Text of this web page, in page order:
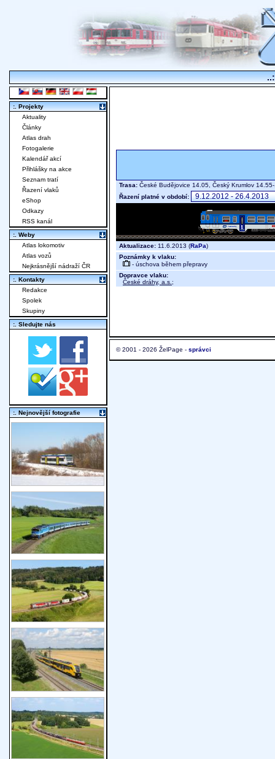
Trasa: České Budějovice 14.05, Český Krumlov
Řazení platné v období:
Aktualizace: 11.6.2013 (RaPa)
Poznámky k vlaku:
- úschova během přepravy
Dopravce vlaku:
České dráhy, a.s. ;
© 2001 - 2026 ŽelPage - správci
:. Projekty
Aktuality
Články
Atlas drah
Fotogalerie
Kalendář akcí
Přihlášky na akce
Seznam tratí
Řazení vlaků
eShop
Odkazy
RSS kanál
:. Weby
Atlas lokomotiv
Atlas vozů
Nejkrásnější nádraží ČR
:. Kontakty
Redakce
Spolek
Skupiny
:. Sledujte nás
:. Nejnovější fotografie